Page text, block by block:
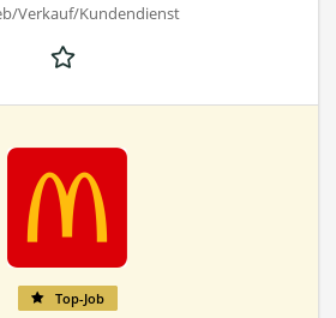
Verkauf/Kundendienst
Top-Job